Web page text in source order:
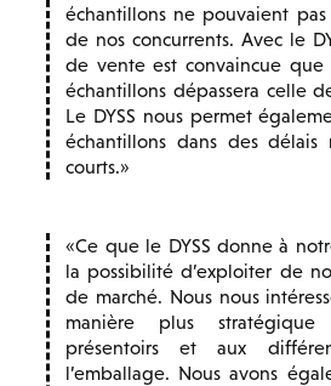
échantillons ne pouvaient pas
de nos concurrents. Avec le
de vente est convaincue
échantillons dépassera celle
Le DYSS nous permet
échantillons dans des délais
courts.
Ce que le DYSS donne à
la possibilité d’exploiter de
de marché. Nous nous
manière plus
présentoirs et aux
l’emballage. Nous avons